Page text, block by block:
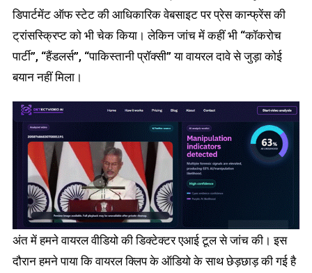
डिपार्टमेंट ऑफ स्टेट की आधिकारिक वेबसाइट पर प्रेस कान्फ्रेंस की
ट्रांसस्क्रिप्ट को भी चेक किया। लेकिन जांच में कहीं भी “कॉकरोच
पार्टी”, “हैंडलर्स”, “पाकिस्तानी प्रॉक्सी” या वायरल दावे से जुड़ा कोई
बयान नहीं मिला।
अंत में हमने वायरल वीडियो की डिक्टेक्टर एआई टूल से जांच की। इस
दौरान हमने पाया कि वायरल क्लिप के ऑडियो के साथ छेड़छाड़ की गई है